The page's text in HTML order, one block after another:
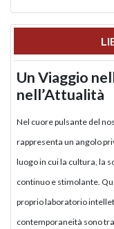
Un Viaggio
nell’Attualità
Nel cuore pulsante del
rappresenta un angolo
luogo in cui la cultura, la
continuo e stimolante.
proprio laboratorio
contemporaneità sono